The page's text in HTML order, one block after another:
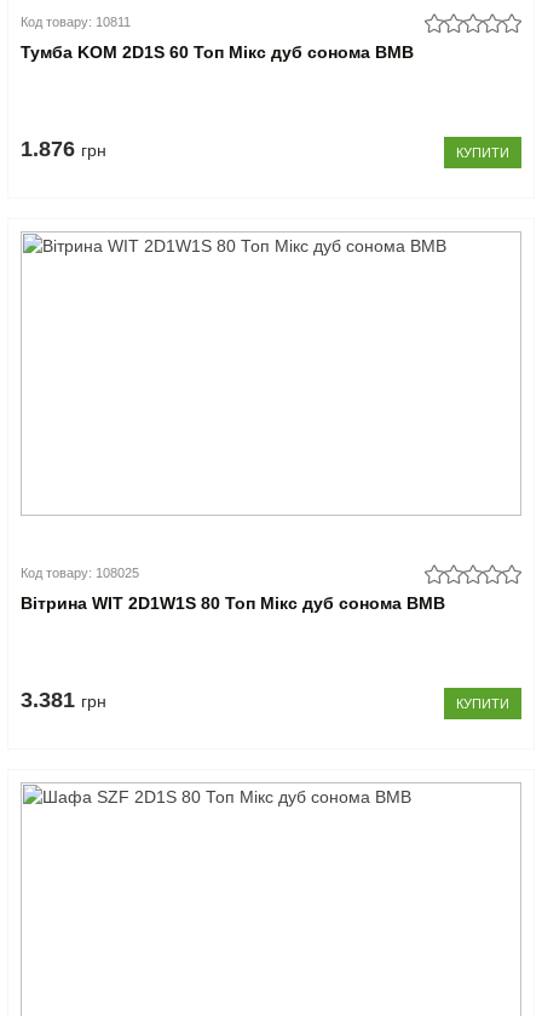
Код товару: 10811
Тумба KOM 2D1S 60 Топ Мікс дуб сонома ВМВ
1.876 грн КУПИТИ
Код товару: 108025
Вітрина WIT 2D1W1S 80 Топ Мікс дуб сонома ВМВ
3.381 грн КУПИТИ